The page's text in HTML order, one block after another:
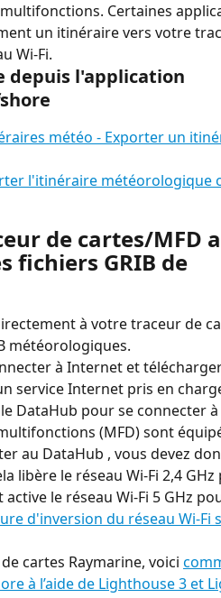
Certaines
un itinéraire vers votre
Wi-Fi.
depuis l'application
météo - Exporter un
l'itinéraire météorologique
de cartes/MFD
fichiers GRIB de
à votre traceur de
météorologiques.
à Internet et
service Internet pris en
DataHub pour se connecter
(MFD) sont
au DataHub , vous devez
libère le réseau Wi-Fi 2,4 GHz
le réseau Wi-Fi 5 GHz
d'inversion du réseau Wi-Fi
cartes Raymarine, voici
à l’aide de Lighthouse 3 et